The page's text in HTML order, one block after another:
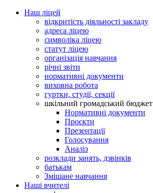
Наш ліцей
відкритість діяльності закладу
адреса ліцею
символіка ліцею
статут ліцею
організація навчання
річні звіти
нормативні документи
виховна робота
гуртки, студії, секції
шкільний громадський бюджет
Нормативні документи
Проєкти
Презентації
Голосування
Аналіз
розклади занять, дзвінків
батькам
Змішане навчання
Наші вчителі